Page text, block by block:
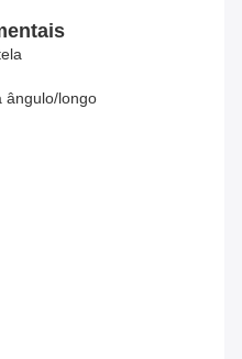
ângulo/longo